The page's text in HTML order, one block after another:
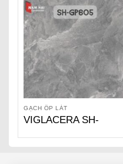
GẠCH ỐP LÁT
VIGLACERA SH-